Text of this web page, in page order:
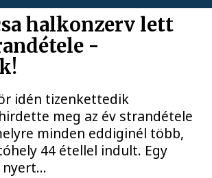
halkonzerv lett
-
idén tizenkettedik
meg az év strandétele
minden eddiginél több,
44 étellel indult. Egy